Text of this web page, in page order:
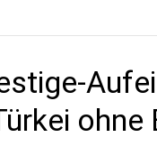
ohne